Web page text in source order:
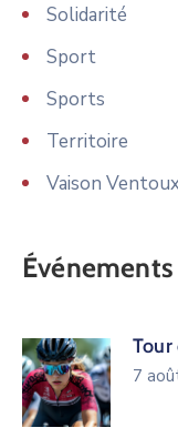
Solidarité
Sport
Sports
Territoire
Vaison
Tour
7